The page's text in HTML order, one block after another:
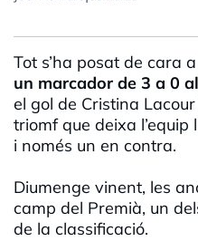
Tot s’ha posat de cara
un marcador de 3 a 0
el gol de Cristina
triomf que deixa
i només un en contra.
Diumenge vinent, les
camp del Premià, un
de la classificació.